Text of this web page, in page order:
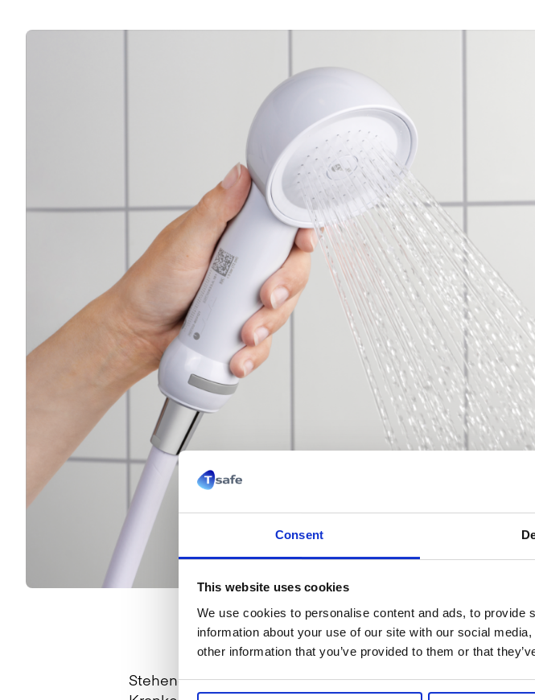
Consent
This website uses cookies
We use cookies to personalise content and ads, to
information about your use of our site with our social
other information that you’ve provided to them or that
Stehendes Wasser in Duschschläuchen stellt eine